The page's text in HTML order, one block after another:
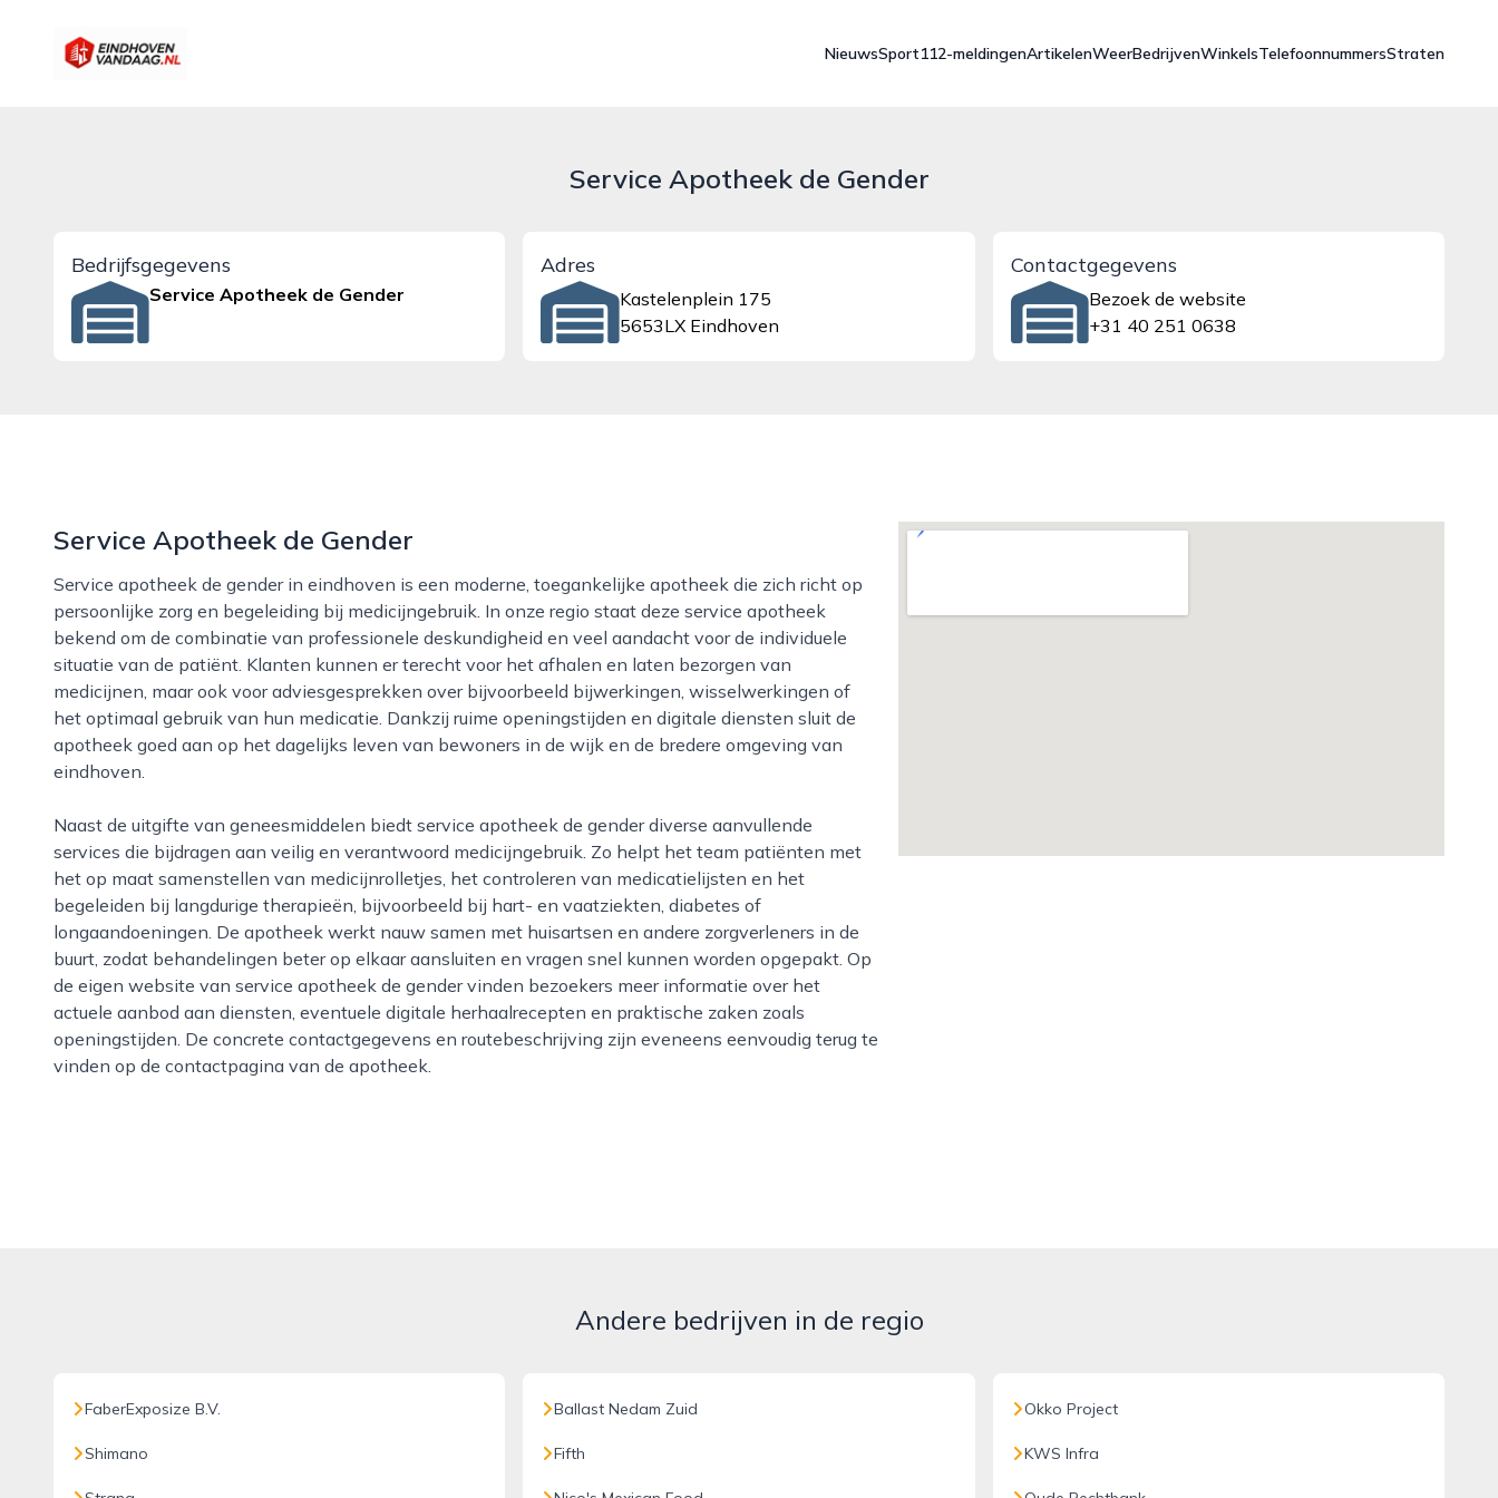
eindhovenvandaag.nl
NieuwsSport112-meldingenArtikelenWeerBedrijvenWinkelsTelefoonnummersStraten
Service Apotheek de Gender
Bedrijfsgegevens
Service Apotheek de Gender
Adres
Kastelenplein 175
5653LX Eindhoven
Contactgegevens
Bezoek de website
+31 40 251 0638
Service Apotheek de Gender
Service apotheek de gender in eindhoven is een moderne, toegankelijke apotheek die zich richt op
persoonlijke zorg en begeleiding bij medicijngebruik. In onze regio staat deze service apotheek
bekend om de combinatie van professionele deskundigheid en veel aandacht voor de individuele
situatie van de patiënt. Klanten kunnen er terecht voor het afhalen en laten bezorgen van
medicijnen, maar ook voor adviesgesprekken over bijvoorbeeld bijwerkingen, wisselwerkingen of
het optimaal gebruik van hun medicatie. Dankzij ruime openingstijden en digitale diensten sluit de
apotheek goed aan op het dagelijks leven van bewoners in de wijk en de bredere omgeving van
eindhoven.
Naast de uitgifte van geneesmiddelen biedt service apotheek de gender diverse aanvullende
services die bijdragen aan veilig en verantwoord medicijngebruik. Zo helpt het team patiënten met
het op maat samenstellen van medicijnrolletjes, het controleren van medicatielijsten en het
begeleiden bij langdurige therapieën, bijvoorbeeld bij hart- en vaatziekten, diabetes of
longaandoeningen. De apotheek werkt nauw samen met huisartsen en andere zorgverleners in de
buurt, zodat behandelingen beter op elkaar aansluiten en vragen snel kunnen worden opgepakt. Op
de eigen website van service apotheek de gender vinden bezoekers meer informatie over het
actuele aanbod aan diensten, eventuele digitale herhaalrecepten en praktische zaken zoals
openingstijden. De concrete contactgegevens en routebeschrijving zijn eveneens eenvoudig terug te
vinden op de contactpagina van de apotheek.
Andere bedrijven in de regio
FaberExposize B.V.
Shimano
Ballast Nedam Zuid
Fifth
Okko Project
KWS Infra